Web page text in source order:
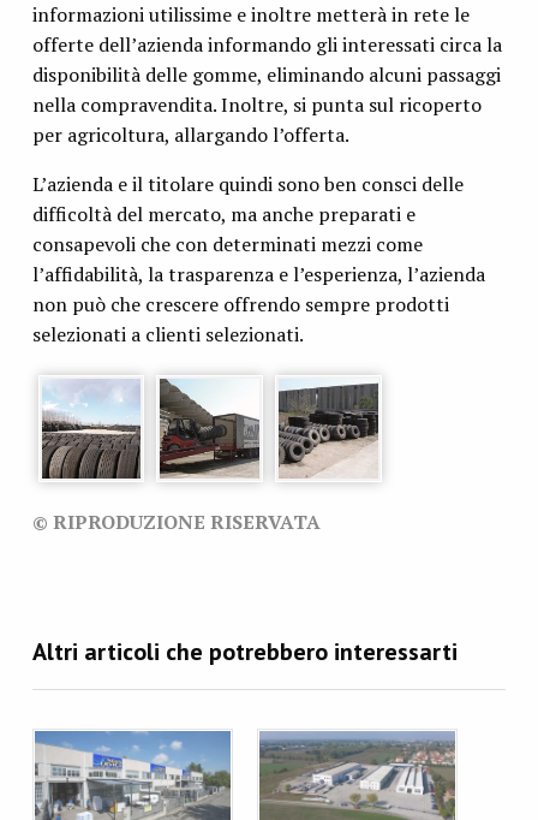
informazioni utilissime e inoltre metterà in rete le
offerte dell’azienda informando gli interessati circa la
disponibilità delle gomme, eliminando alcuni passaggi
nella compravendita. Inoltre, si punta sul ricoperto
per agricoltura, allargando l’offerta.
L’azienda e il titolare quindi sono ben consci delle
difficoltà del mercato, ma anche preparati e
consapevoli che con determinati mezzi come
l’affidabilità, la trasparenza e l’esperienza, l’azienda
non può che crescere offrendo sempre prodotti
selezionati a clienti selezionati.
© RIPRODUZIONE RISERVATA